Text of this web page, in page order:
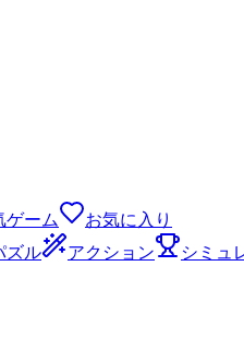
ゲーム
お気に入り
ズル アクション シミュ